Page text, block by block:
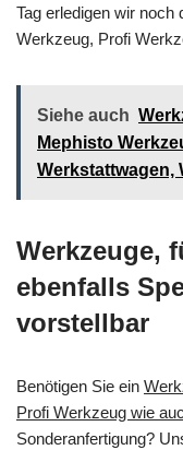
Tag erledigen wir noch
Werkzeug, Profi
Siehe auch
Mephisto
Werkstattwagen,
Werkzeuge,
ebenfalls
vorstellbar
Benötigen Sie ein
Profi Werkzeug wie
Sonderanfertigung?